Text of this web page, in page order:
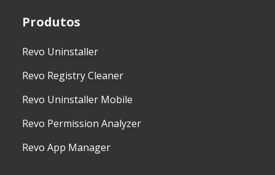
Produtos
Revo Uninstaller
Revo Registry Cleaner
Revo Uninstaller Mobile
Revo Permission Analyzer
Revo App Manager